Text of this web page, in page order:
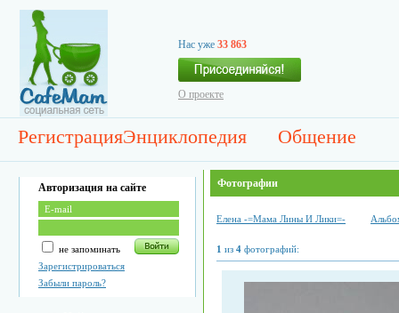
Нас уже 33 863
О проекте
РегистрацияЭнциклопедия Общение
Авторизация на сайте
не запоминать
Зарегистрироваться
Забыли пароль?
Фотографии
Елена -=Мама Лины И Лики=-
1 из 4 фотографий: